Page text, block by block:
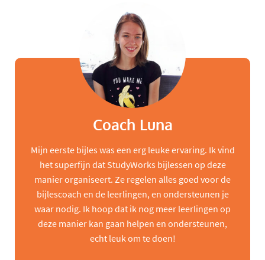
Coach Luna
Mijn eerste bijles was een erg leuke ervaring. Ik vind
het superfijn dat StudyWorks bijlessen op deze
manier organiseert. Ze regelen alles goed voor de
bijlescoach en de leerlingen, en ondersteunen je
waar nodig. Ik hoop dat ik nog meer leerlingen op
deze manier kan gaan helpen en ondersteunen,
echt leuk om te doen!